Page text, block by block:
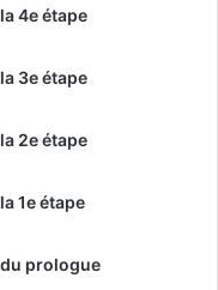
4e étape
3e étape
2e étape
1e étape
prologue